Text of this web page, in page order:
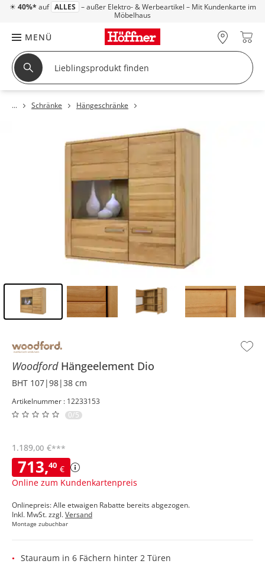
☀ 40%* auf ALLES – außer Elektro- & Werbeartikel – Mit Kundenkarte im
Möbelhaus
MENÜ
Schränke Hängeschränke
Woodford Hängeelement Dio
BHT 107|98|38 cm
Artikelnummer : 12233153
0/5
713,40 €
Online zum Kundenkartenpreis
1.189,00 €***
Onlinepreis: Alle etwaigen Rabatte bereits abgezogen.
Inkl. MwSt. zzgl.Versand
Montage zubuchbar
Stauraum in 6 Fächern hinter 2 Türen